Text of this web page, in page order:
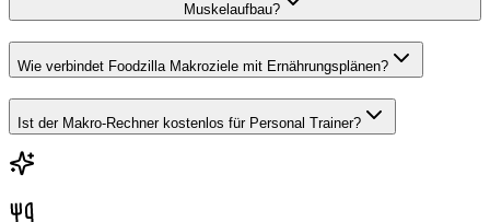
Muskelaufbau?
Wie verbindet Foodzilla Makroziele mit Ernährungsplänen?
Ist der Makro-Rechner kostenlos für Personal Trainer?